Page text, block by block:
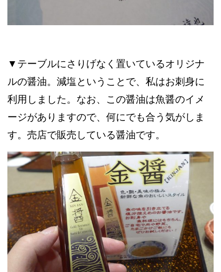
▼テーブルにさりげなく置いているオリジナ
ルの醤油。減塩ということで、私はお刺身に
利用しました。なお、この醤油は魚醤のイメ
ージがありますので、何にでも合う気がしま
す。売店で販売している醤油です。